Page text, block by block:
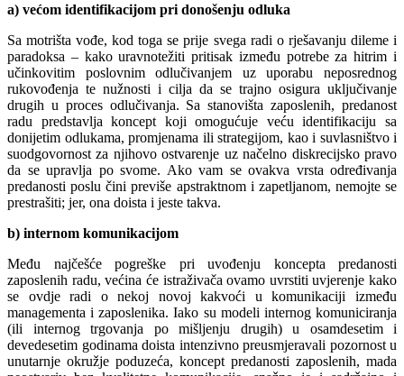
a) većom identifikacijom pri donošenju odluka
Sa motrišta vođe, kod toga se prije svega radi o rješavanju dileme i
paradoksa – kako uravnotežiti pritisak između potrebe za hitrim i
učinkovitim poslovnim odlučivanjem uz uporabu neposrednog
rukovođenja te nužnosti i cilja da se trajno osigura uključivanje
drugih u proces odlučivanja. Sa stanovišta zaposlenih, predanost
radu predstavlja koncept koji omogućuje veću identifikaciju sa
donijetim odlukama, promjenama ili strategijom, kao i suvlasništvo i
suodgovornost za njihovo ostvarenje uz načelno diskrecijsko pravo
da se upravlja po svome. Ako vam se ovakva vrsta određivanja
predanosti poslu čini previše apstraktnom i zapetljanom, nemojte se
prestrašiti; jer, ona doista i jeste takva.
b) internom komunikacijom
Među najčešće pogreške pri uvođenju koncepta predanosti
zaposlenih radu, većina će istraživača ovamo uvrstiti uvjerenje kako
se ovdje radi o nekoj novoj kakvoći u komunikaciji između
managementa i zaposlenika. Iako su modeli internog komuniciranja
(ili internog trgovanja po mišljenju drugih) u osamdesetim i
devedesetim godinama doista intenzivno preusmjeravali pozornost u
unutarnje okružje poduzeća, koncept predanosti zaposlenih, mada